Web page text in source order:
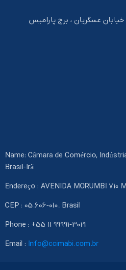
عسگریان ، برج پارامیس
Name: Câmara de Comércio,
Brasil-Irã
Endereço : AVENIDA MORUMBI 710
CEP : 05.606-010. Brasil
Phone : +55 11 99991-3021
Email : Info@ccimabi.com.br